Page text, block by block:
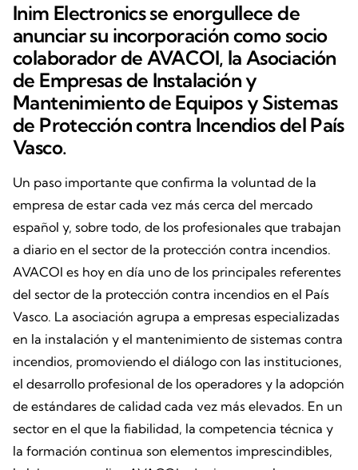
Inim Electronics se enorgullece de
anunciar su incorporación como socio
colaborador de AVACOI, la Asociación
de Empresas de Instalación y
Mantenimiento de Equipos y Sistemas
de Protección contra Incendios del País
Vasco.
Un paso importante que confirma la voluntad de la
empresa de estar cada vez más cerca del mercado
español y, sobre todo, de los profesionales que trabajan
a diario en el sector de la protección contra incendios.
AVACOI es hoy en día uno de los principales referentes
del sector de la protección contra incendios en el País
Vasco. La asociación agrupa a empresas especializadas
en la instalación y el mantenimiento de sistemas contra
incendios, promoviendo el diálogo con las instituciones,
el desarrollo profesional de los operadores y la adopción
de estándares de calidad cada vez más elevados. En un
sector en el que la fiabilidad, la competencia técnica y
la formación continua son elementos imprescindibles,